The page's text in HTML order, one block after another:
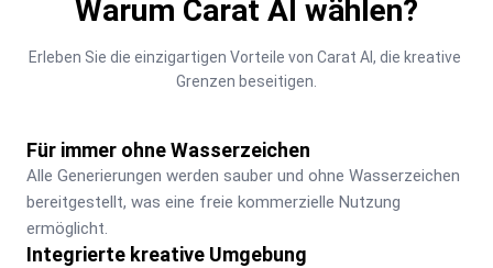
Warum Carat AI wählen?
Erleben Sie die einzigartigen Vorteile von Carat AI, die kreative
Grenzen beseitigen.
Für immer ohne Wasserzeichen
Alle Generierungen werden sauber und ohne Wasserzeichen
bereitgestellt, was eine freie kommerzielle Nutzung
ermöglicht.
Integrierte kreative Umgebung